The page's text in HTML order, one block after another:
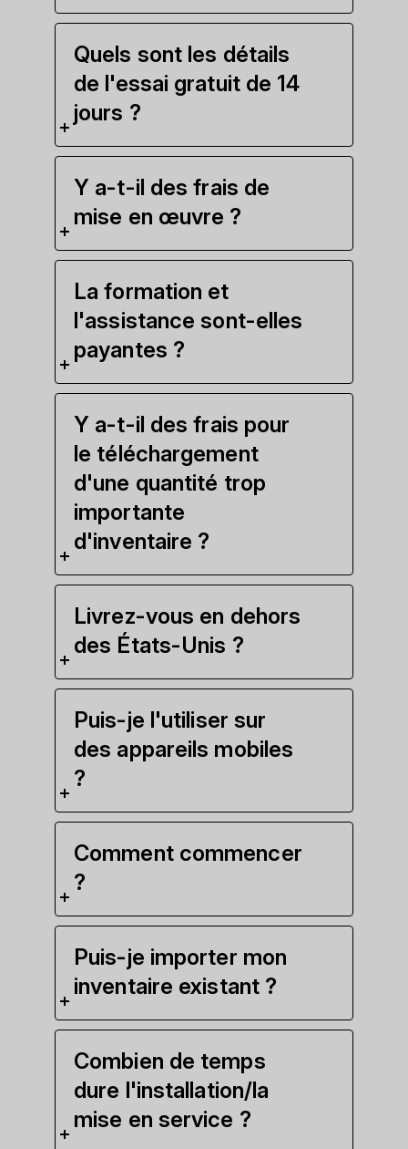
Quels sont les détails
de l'essai gratuit de 14
jours ?
Y a-t-il des frais de
mise en œuvre ?
La formation et
l'assistance sont-elles
payantes ?
Y a-t-il des frais pour
le téléchargement
d'une quantité trop
importante
d'inventaire ?
Livrez-vous en dehors
des États-Unis ?
Puis-je l'utiliser sur
des appareils mobiles
?
Comment commencer
?
Puis-je importer mon
inventaire existant ?
Combien de temps
dure l'installation/la
mise en service ?